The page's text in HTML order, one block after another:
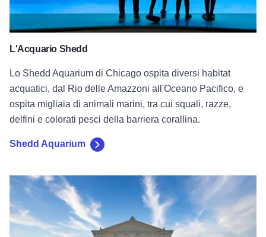
L'Acquario Shedd
Lo Shedd Aquarium di Chicago ospita diversi habitat
acquatici, dal Rio delle Amazzoni all'Oceano Pacifico, e
ospita migliaia di animali marini, tra cui squali, razze,
delfini e colorati pesci della barriera corallina.
Shedd Aquarium
Museo Griffin della Scienza e dell'Industria